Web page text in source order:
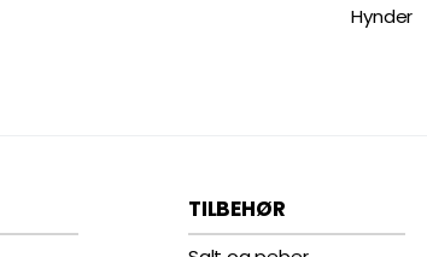
Hynder
TILBEHØR